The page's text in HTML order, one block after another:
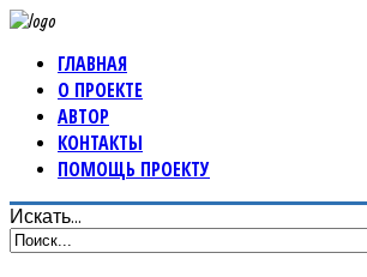
ГЛАВНАЯ
О ПРОЕКТЕ
АВТОР
КОНТАКТЫ
ПОМОЩЬ ПРОЕКТУ
Искать...